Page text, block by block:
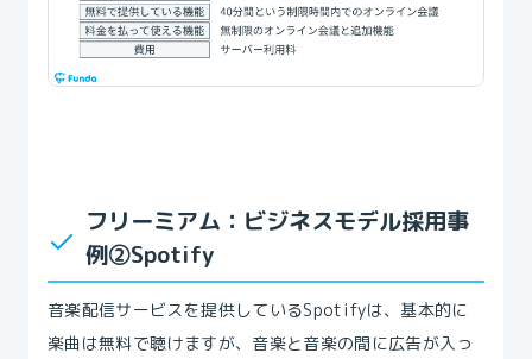
フリーミアム：ビジネスモデル採用事
例②Spotify
音楽配信サービスを提供しているSpotifyは、基本的に
楽曲は無料で聴けますが、音楽と音楽の間に広告が入っ